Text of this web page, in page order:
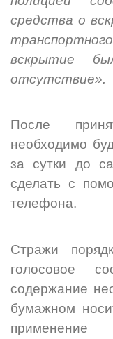
средства о
вскрытие
отсутствие».
После
необходимо
за сутки до
сделать с
телефона.
Стражи
голосовое
содержание
бумажном